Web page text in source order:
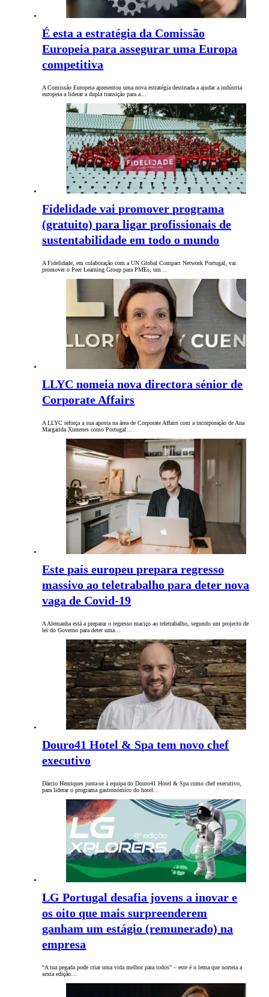
É esta a estratégia da Comissão
Europeia para assegurar uma Europa
competitiva
A Comissão Europeia apresentou uma nova estratégia destinada a ajudar a indústria
europeia a liderar a dupla transição para a…
Fidelidade vai promover programa
(gratuito) para ligar profissionais de
sustentabilidade em todo o mundo
A Fidelidade, em colaboração com a UN Global Compact Network Portugal, vai
promover o Peer Learning Group para PMEs, um…
LLYC nomeia nova directora sénior de
Corporate Affairs
A LLYC reforça a sua aposta na área de Corporate Affairs com a incorporação de Ana
Margarida Ximenes como Portugal…
Este país europeu prepara regresso
massivo ao teletrabalho para deter nova
vaga de Covid-19
A Alemanha está a preparar o regresso maciço ao teletrabalho, segundo um projecto de
lei do Governo para deter uma…
Douro41 Hotel & Spa tem novo chef
executivo
Dárcio Henriques junta-se à equipa do Douro41 Hotel & Spa como chef executivo,
para liderar o programa gastronómico do hotel…
LG Portugal desafia jovens a inovar e
os oito que mais surpreenderem
ganham um estágio (remunerado) na
empresa
“A tua pegada pode criar uma vida melhor para todos” – este é o lema que norteia a
sexta edição…